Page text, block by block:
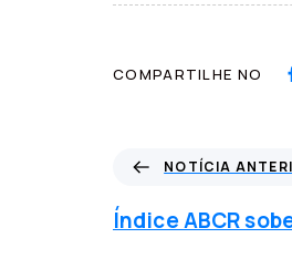
COMPARTILHE NO
t
í
NOTÍCIA
Índice ABCR